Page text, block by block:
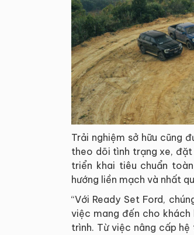
Trải nghiệm sở hữu cũng
theo dõi tình trạng xe,
triển khai tiêu chuẩn
hướng liền mạch và nhất
“Với Ready Set Ford,
việc mang đến cho khách
trình. Từ việc nâng cấp